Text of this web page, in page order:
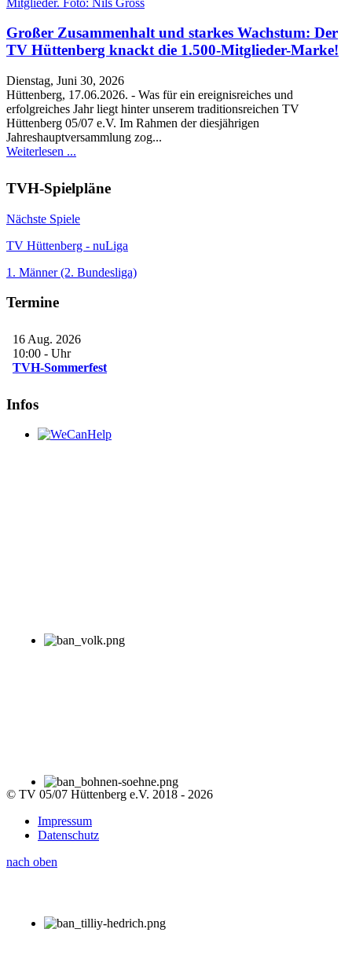
Großer Zusammenhalt und starkes Wachstum: Der
TV Hüttenberg knackt die 1.500-Mitglieder-Marke!
Dienstag, Juni 30, 2026
Hüttenberg, 17.06.2026. - Was für ein ereignisreiches und
erfolgreiches Jahr liegt hinter unserem traditionsreichen TV
Hüttenberg 05/07 e.V. Im Rahmen der diesjährigen
Jahreshauptversammlung zog...
Weiterlesen ...
TVH-Spielpläne
Nächste Spiele
TV Hüttenberg - nuLiga
1. Männer (2. Bundesliga)
Termine
16 Aug. 2026
10:00 - Uhr
TVH-Sommerfest
Infos
© TV 05/07 Hüttenberg e.V. 2018 - 2026
Impressum
Datenschutz
nach oben